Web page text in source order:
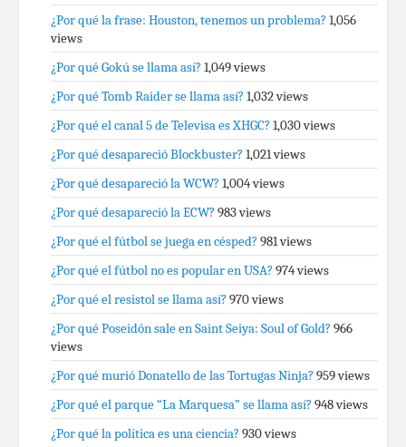
¿Por qué la frase: Houston, tenemos un problema? 1,056
views
¿Por qué Gokú se llama así? 1,049 views
¿Por qué Tomb Raider se llama así? 1,032 views
¿Por qué el canal 5 de Televisa es XHGC? 1,030 views
¿Por qué desapareció Blockbuster? 1,021 views
¿Por qué desapareció la WCW? 1,004 views
¿Por qué desapareció la ECW? 983 views
¿Por qué el fútbol se juega en césped? 981 views
¿Por qué el fútbol no es popular en USA? 974 views
¿Por qué el resistol se llama así? 970 views
¿Por qué Poseidón sale en Saint Seiya: Soul of Gold? 966
views
¿Por qué murió Donatello de las Tortugas Ninja? 959 views
¿Por qué el parque “La Marquesa” se llama así? 948 views
¿Por qué la política es una ciencia? 930 views